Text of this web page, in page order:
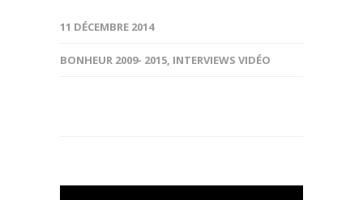
11 DÉCEMBRE 2014
BONHEUR 2009- 2015, INTERVIEWS VIDÉO